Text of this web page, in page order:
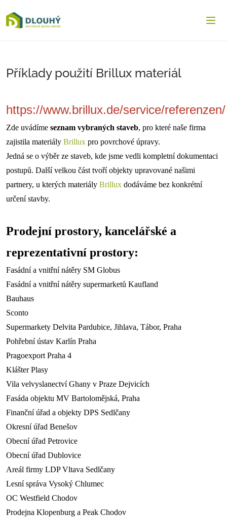
Dlouha.net
Příklady použití Brillux materiál
https://www.brillux.de/service/referenzen/
Zde uvádíme seznam vybraných staveb, pro které naše firma
zajistila materiály Brillux pro povrchové úpravy.
Jedná se o výběr ze staveb, kde jsme vedli kompletní dokumentaci
postupů. Další velkou část tvoří objekty upravované našimi
partnery, u kterých materiály Brillux dodáváme bez konkrétní
určení stavby.
Prodejní prostory, kancelářské a
reprezentativní prostory:
Fasádní a vnitřní nátěry SM Globus
Fasádní a vnitřní nátěry supermarketů Kaufland
Bauhaus
Sconto
Supermarkety Delvita Pardubice, Jihlava, Tábor, Praha
Pohřební ústav Karlín Praha
Pragoexport Praha 4
Klášter Plasy
Vila velvyslanectví Ghany v Praze Dejvicích
Fasáda objektu MV Bartolomějská, Praha
Finanční úřad a objekty DPS Sedlčany
Okresní úřad Benešov
Obecní úřad Petrovice
Obecní úřad Dublovice
Areál firmy LDP Vltava Sedlčany
Lesní správa Vysoký Chlumec
OC Westfield Chodov
Prodejna Klopenburg a Peak Chodov